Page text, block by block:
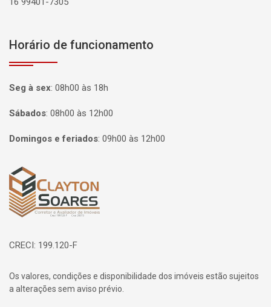
Horário de funcionamento
Seg à sex: 08h00 às 18h
Sábados: 08h00 às 12h00
Domingos e feriados: 09h00 às 12h00
Página inicial
CRECI: 199.120-F
Os valores, condições e disponibilidade dos imóveis estão sujeitos
a alterações sem aviso prévio.